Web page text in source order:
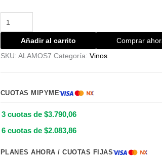
Añadir al carrito
Comprar
SKU: ALAMOS7 Categoría: Vinos
CUOTAS MIPYME
3 cuotas de $3.790,06
6 cuotas de $2.083,86
PLANES AHORA / CUOTAS FIJAS